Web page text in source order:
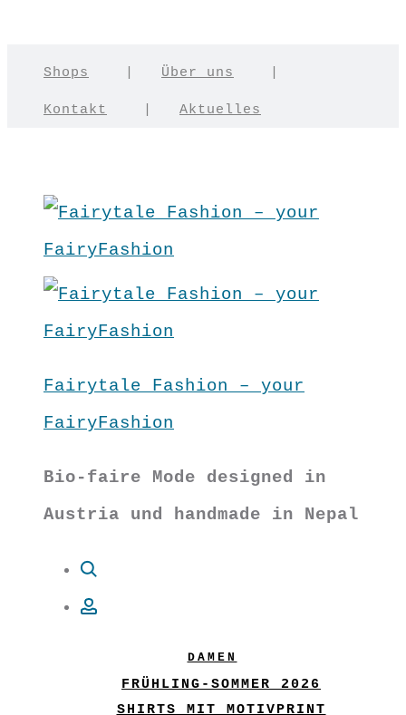
Shops Über uns
Kontakt Aktuelles
Fairytale Fashion – your
FairyFashion
Bio-faire Mode designed in
Austria und handmade in Nepal
DAMEN
FRÜHLING-SOMMER 2026
SHIRTS MIT MOTIVPRINT